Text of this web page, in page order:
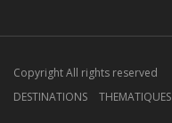
Copyright All rights reserved
DESTINATIONS
THEMATIQUES